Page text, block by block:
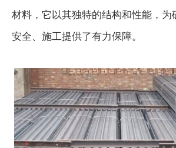
材料，它以其独特的结构和性能，为
安全、施工提供了有力保障。